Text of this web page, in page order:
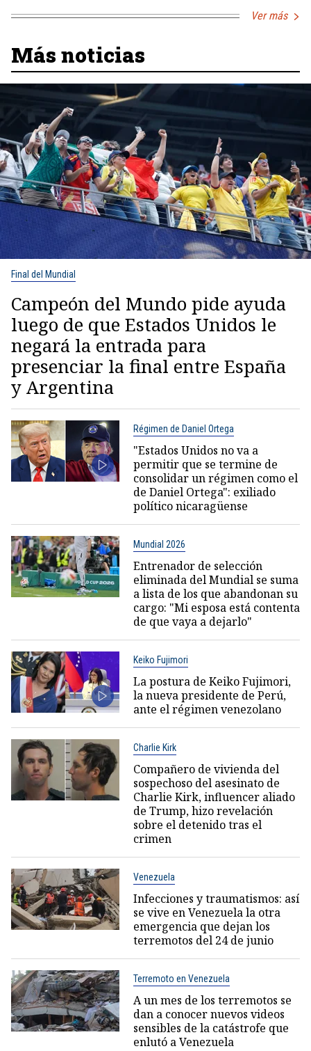
Ver más
Más noticias
Final del Mundial
Campeón del Mundo pide ayuda
luego de que Estados Unidos le
negará la entrada para
presenciar la final entre España
y Argentina
Régimen de Daniel Ortega
"Estados Unidos no va a
permitir que se termine de
consolidar un régimen como el
de Daniel Ortega": exiliado
político nicaragüense
Mundial 2026
Entrenador de selección
eliminada del Mundial se suma
a lista de los que abandonan su
cargo: "Mi esposa está contenta
de que vaya a dejarlo"
Keiko Fujimori
La postura de Keiko Fujimori,
la nueva presidente de Perú,
ante el régimen venezolano
Charlie Kirk
Compañero de vivienda del
sospechoso del asesinato de
Charlie Kirk, influencer aliado
de Trump, hizo revelación
sobre el detenido tras el
crimen
Venezuela
Infecciones y traumatismos: así
se vive en Venezuela la otra
emergencia que dejan los
terremotos del 24 de junio
Terremoto en Venezuela
A un mes de los terremotos se
dan a conocer nuevos videos
sensibles de la catástrofe que
enlutó a Venezuela